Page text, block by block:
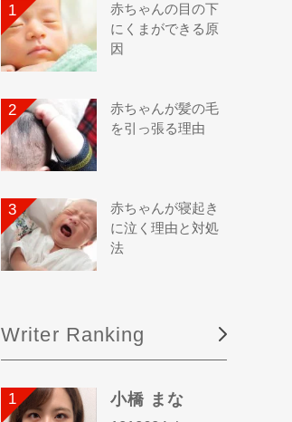
赤ちゃんの目の下
にくまができる原
因
赤ちゃんが髪の毛
を引っ張る理由
赤ちゃんが寝起き
に泣く理由と対処
法
Writer Ranking
小橋 まな